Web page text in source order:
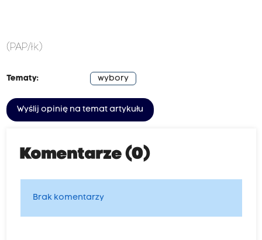
(PAP/łk)
Tematy: wybory
Wyślij opinię na temat artykułu
Komentarze (0)
Brak komentarzy